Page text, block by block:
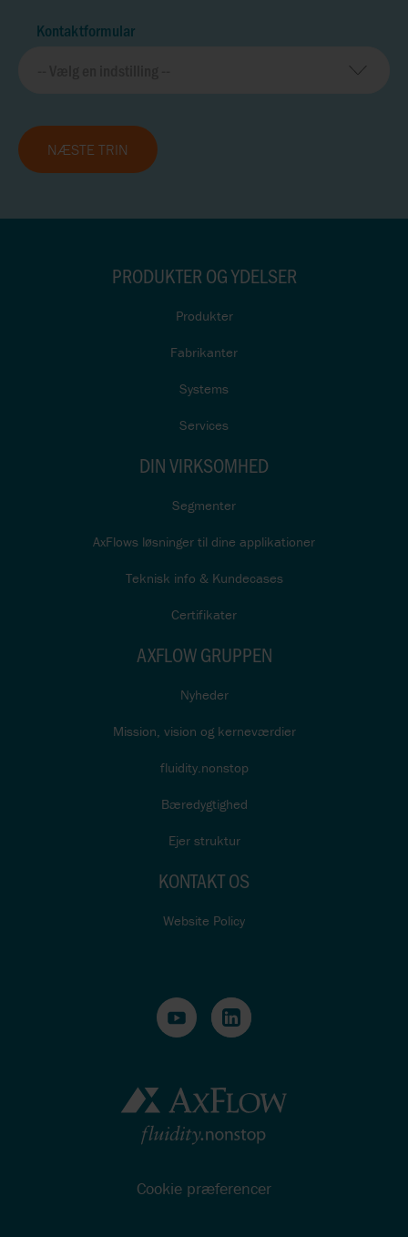
Kontaktformular
NÆSTE TRIN
PRODUKTER OG YDELSER
Produkter
Fabrikanter
Systems
Services
DIN VIRKSOMHED
Segmenter
AxFlows løsninger til dine applikationer
Teknisk info & Kundecases
Certifikater
AXFLOW GRUPPEN
Nyheder
Mission, vision og kerneværdier
fluidity.nonstop
Bæredygtighed
Ejer struktur
KONTAKT OS
Website Policy
Cookie præferencer